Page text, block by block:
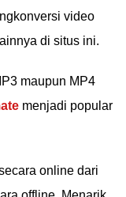
video
di situs ini.
maupun MP4
menjadi popular
online dari